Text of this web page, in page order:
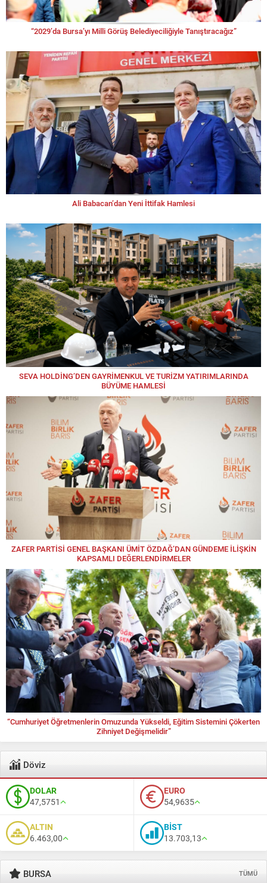
“2029’da Bursa’yı Milli Görüş Belediyeciliğiyle Tanıştıracağız”
Ali Babacan’dan Yeni İttifak Hamlesi
SEVA HOLDİNG’DEN GAYRİMENKUL VE TURİZM YATIRIMLARINDA
BÜYÜME HAMLESİ
ZAFER PARTİSİ GENEL BAŞKANI ÜMİT ÖZDAĞ’DAN GÜNDEME İLİŞKİN
KAPSAMLI DEĞERLENDİRMELER
“Cumhuriyet Öğretmenlerin Omuzunda Yükseldi, Eğitim Sistemini Çökerten
Zihniyet Değişmelidir”
Döviz
DOLAR
47,5751
EURO
54,9635
ALTIN
6.463,00
BİST
13.703,13
BURSA TÜMÜ